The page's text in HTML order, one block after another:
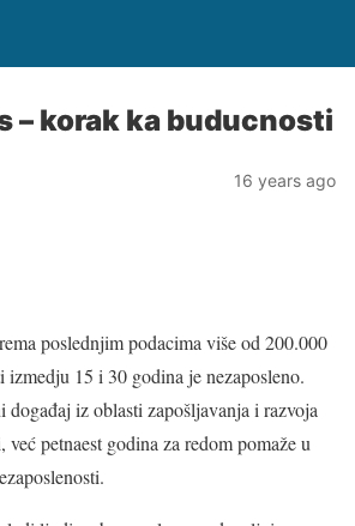
– korak ka buducnosti
16 years ago
poslednjim podacima više od 200.000
izmedju 15 i 30 godina je nezaposleno.
događaj iz oblasti zapošljavanja i razvoja
petnaest godina za redom pomaže u